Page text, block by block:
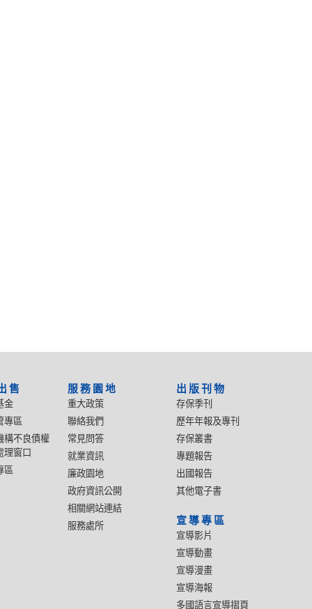
售
金
專區
構不良債權
理窗口
區
服務園地
重大政策
聯絡我們
常見問答
就業資訊
廉政園地
政府資訊公開
相關網站連結
服務處所
出版刊物
存保季刊
歷年年報及專刊
存保叢書
專題報告
出國報告
其他電子書
宣導專區
宣導影片
宣導動畫
宣導漫畫
宣導海報
多國語言宣導摺頁